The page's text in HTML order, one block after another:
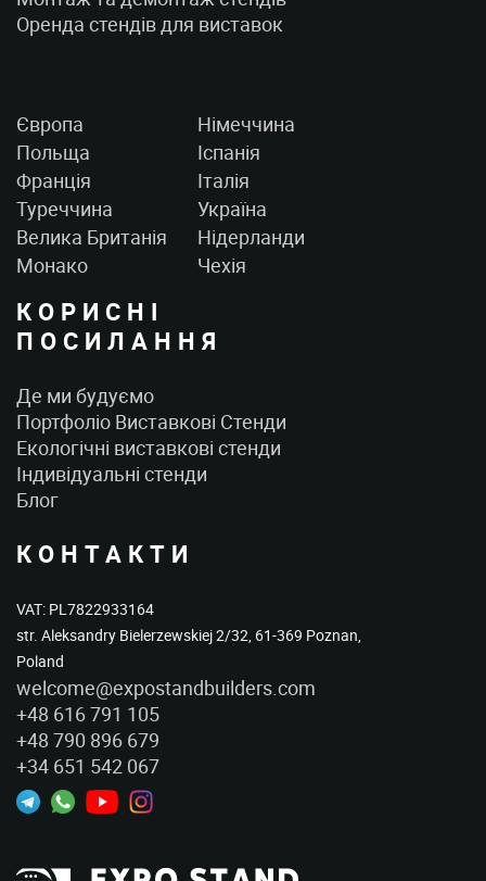
Оренда стендів для виставок
Європа
Німеччина
Польща
Іспанія
Франція
Італія
Туреччина
Україна
Велика Британія
Нідерланди
Монако
Чехія
КОРИСНІ
ПОСИЛАННЯ
Де ми будуємо
Портфоліо Виставкові Стенди
Екологічні виставкові стенди
Індивідуальні стенди
Блог
КОНТАКТИ
VAT: PL7822933164
str. Aleksandry Bielerzewskiej 2/32, 61-369 Poznan,
Poland
welcome@expostandbuilders.com
+48 616 791 105
+48 790 896 679
+34 651 542 067